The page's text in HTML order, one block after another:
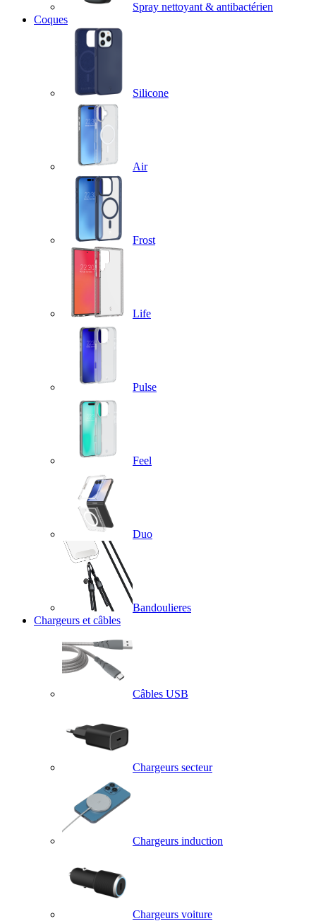
Spray nettoyant & antibactérien
Coques
Silicone
Air
Frost
Life
Pulse
Feel
Duo
Bandoulieres
Chargeurs et câbles
Câbles USB
Chargeurs secteur
Chargeurs induction
Chargeurs voiture